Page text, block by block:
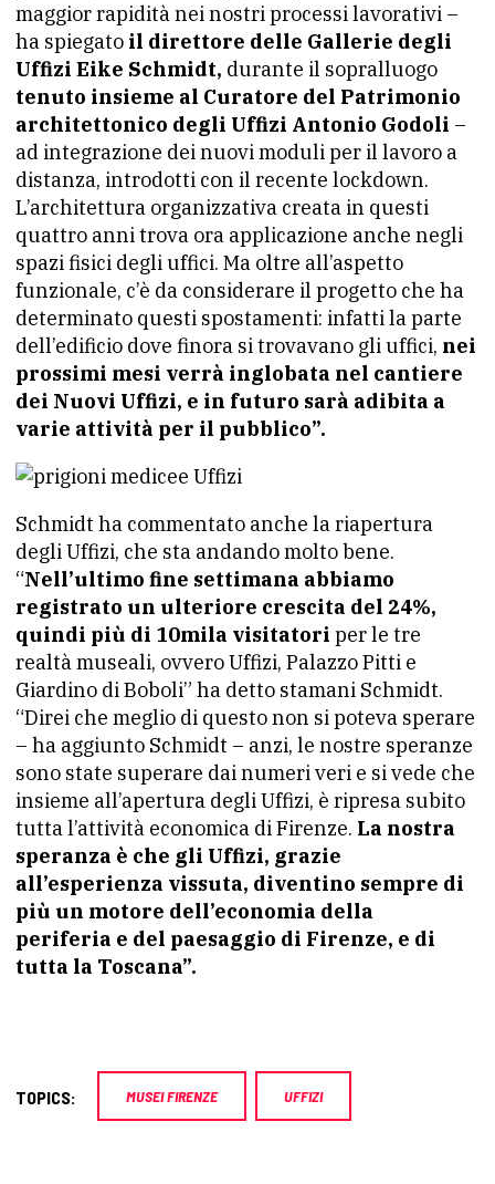
maggior rapidità nei nostri processi lavorativi –
ha spiegato il direttore delle Gallerie degli
Uffizi Eike Schmidt, durante il sopralluogo
tenuto insieme al Curatore del Patrimonio
architettonico degli Uffizi Antonio Godoli –
ad integrazione dei nuovi moduli per il lavoro a
distanza, introdotti con il recente lockdown.
L’architettura organizzativa creata in questi
quattro anni trova ora applicazione anche negli
spazi fisici degli uffici. Ma oltre all’aspetto
funzionale, c’è da considerare il progetto che ha
determinato questi spostamenti: infatti la parte
dell’edificio dove finora si trovavano gli uffici, nei
prossimi mesi verrà inglobata nel cantiere
dei Nuovi Uffizi, e in futuro sarà adibita a
varie attività per il pubblico”.
Schmidt ha commentato anche la riapertura
degli Uffizi, che sta andando molto bene.
“Nell’ultimo fine settimana abbiamo
registrato un ulteriore crescita del 24%,
quindi più di 10mila visitatori per le tre
realtà museali, ovvero Uffizi, Palazzo Pitti e
Giardino di Boboli” ha detto stamani Schmidt.
“Direi che meglio di questo non si poteva sperare
– ha aggiunto Schmidt – anzi, le nostre speranze
sono state superare dai numeri veri e si vede che
insieme all’apertura degli Uffizi, è ripresa subito
tutta l’attività economica di Firenze. La nostra
speranza è che gli Uffizi, grazie
all’esperienza vissuta, diventino sempre di
più un motore dell’economia della
periferia e del paesaggio di Firenze, e di
tutta la Toscana”.
TOPICS: MUSEI FIRENZE UFFIZI